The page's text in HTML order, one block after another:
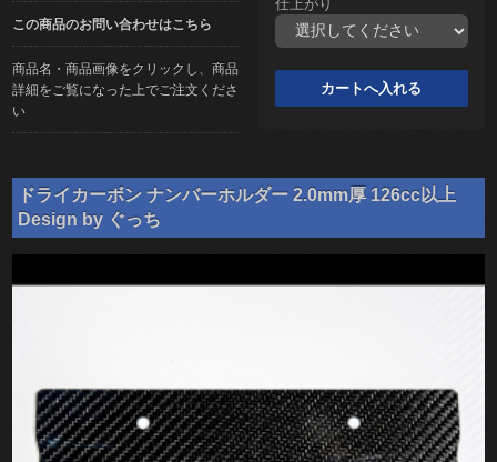
この商品のお問い合わせはこちら
商品名・商品画像をクリックし、商品
詳細をご覧になった上でご注文くださ
い
仕上がり
ドライカーボン ナンバーホルダー 2.0mm厚 126cc以上
Design by ぐっち